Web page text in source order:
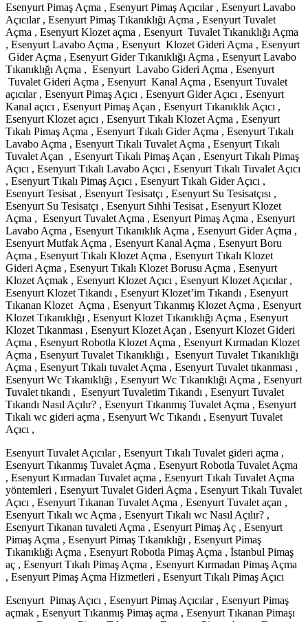
Esenyurt Pimaş Açma , Esenyurt Pimaş Açıcılar , Esenyurt Lavabo
Açıcılar , Esenyurt Pimaş Tıkanıklığı Açma , Esenyurt Tuvalet
Açma , Esenyurt Klozet açma , Esenyurt Tuvalet Tıkanıklığı Açma
, Esenyurt Lavabo Açma , Esenyurt Klozet Gideri Açma , Esenyurt
Gider Açma , Esenyurt Gider Tıkanıklığı Açma , Esenyurt Lavabo
Tıkanıklığı Açma , Esenyurt Lavabo Gideri Açma , Esenyurt
Tuvalet Gideri Açma , Esenyurt Kanal Açma , Esenyurt Tuvalet
açıcılar , Esenyurt Pimaş Açıcı , Esenyurt Gider Açıcı , Esenyurt
Kanal açıcı , Esenyurt Pimaş Açan , Esenyurt Tıkanıklık Açıcı ,
Esenyurt Klozet açıcı , Esenyurt Tıkalı Klozet Açma , Esenyurt
Tıkalı Pimaş Açma , Esenyurt Tıkalı Gider Açma , Esenyurt Tıkalı
Lavabo Açma , Esenyurt Tıkalı Tuvalet Açma , Esenyurt Tıkalı
Tuvalet Açan , Esenyurt Tıkalı Pimaş Açan , Esenyurt Tıkalı Pimaş
Açıcı , Esenyurt Tıkalı Lavabo Açıcı , Esenyurt Tıkalı Tuvalet Açıcı
, Esenyurt Tıkalı Pimaş Açıcı , Esenyurt Tıkalı Gider Açıcı ,
Esenyurt Tesisat , Esenyurt Tesisatçı , Esenyurt Su Tesisatçısı ,
Esenyurt Su Tesisatçı , Esenyurt Sıhhi Tesisat , Esenyurt Klozet
Açma , Esenyurt Tuvalet Açma , Esenyurt Pimaş Açma , Esenyurt
Lavabo Açma , Esenyurt Tıkanıklık Açma , Esenyurt Gider Açma ,
Esenyurt Mutfak Açma , Esenyurt Kanal Açma , Esenyurt Boru
Açma , Esenyurt Tıkalı Klozet Açma , Esenyurt Tıkalı Klozet
Gideri Açma , Esenyurt Tıkalı Klozet Borusu Açma , Esenyurt
Klozet Açmak , Esenyurt Klozet Açıcı , Esenyurt Klozet Açıcılar ,
Esenyurt Klozet Tıkandı , Esenyurt Klozet’im Tıkandı , Esenyurt
Tıkanan Klozet Açma , Esenyurt Tıkanmış Klozet Açma , Esenyurt
Klozet Tıkanıklığı , Esenyurt Klozet Tıkanıklığı Açma , Esenyurt
Klozet Tıkanması , Esenyurt Klozet Açan , Esenyurt Klozet Gideri
Açma , Esenyurt Robotla Klozet Açma , Esenyurt Kırmadan Klozet
Açma , Esenyurt Tuvalet Tıkanıklığı , Esenyurt Tuvalet Tıkanıklığı
Açma , Esenyurt Tıkalı tuvalet Açma , Esenyurt Tuvalet tıkanması ,
Esenyurt Wc Tıkanıklığı , Esenyurt Wc Tıkanıklığı Açma , Esenyurt
Tuvalet tıkandı , Esenyurt Tuvaletim Tıkandı , Esenyurt Tuvalet
Tıkandı Nasıl Açılır? , Esenyurt Tıkanmış Tuvalet Açma , Esenyurt
Tıkalı wc gideri açma , Esenyurt Wc Tıkandı , Esenyurt Tuvalet
Açıcı ,
Esenyurt Tuvalet Açıcılar , Esenyurt Tıkalı Tuvalet gideri açma ,
Esenyurt Tıkanmış Tuvalet Açma , Esenyurt Robotla Tuvalet Açma
, Esenyurt Kırmadan Tuvalet açma , Esenyurt Tıkalı Tuvalet Açma
yöntemleri , Esenyurt Tuvalet Gideri Açma , Esenyurt Tıkalı Tuvalet
Açıcı , Esenyurt Tıkanan Tuvalet Açma , Esenyurt Tuvalet açan ,
Esenyurt Tıkalı wc Açma , Esenyurt Tıkalı wc Nasıl Açılır? ,
Esenyurt Tıkanan tuvaleti Açma , Esenyurt Pimaş Aç , Esenyurt
Pimaş Açma , Esenyurt Pimaş Tıkanıklığı , Esenyurt Pimaş
Tıkanıklığı Açma , Esenyurt Robotla Pimaş Açma , İstanbul Pimaş
aç , Esenyurt Tıkalı Pimaş Açma , Esenyurt Kırmadan Pimaş Açma
, Esenyurt Pimaş Açma Hizmetleri , Esenyurt Tıkalı Pimaş Açıcı
Esenyurt Pimaş Açıcı , Esenyurt Pimaş Açıcılar , Esenyurt Pimaş
açmak , Esenyurt Tıkanmış Pimaş açma , Esenyurt Tıkanan Pimaşı